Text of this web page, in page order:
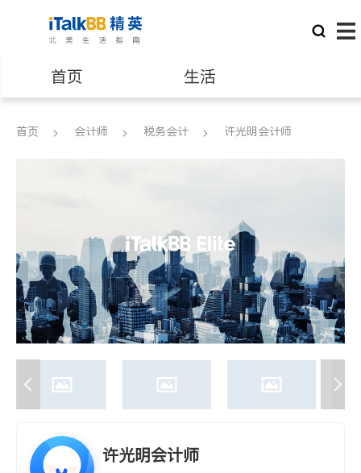
首页 生活
医生 律师
养老 非盈利组织
首页 会计师 税务会计 许光明会计师
许光明会计师